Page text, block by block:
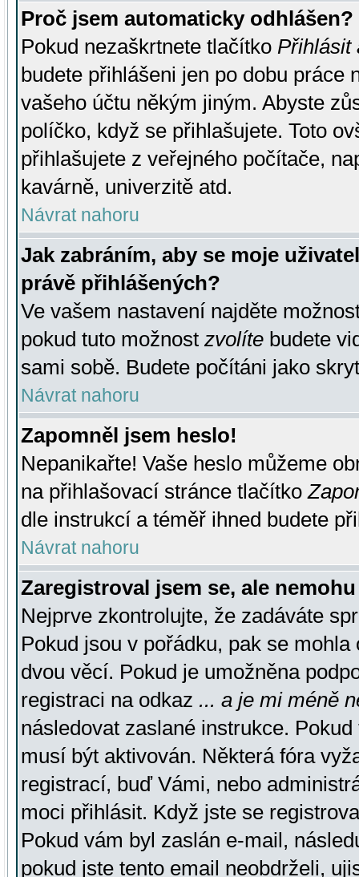
Proč jsem automaticky odhlášen?
Pokud nezaškrtnete tlačítko Přihlásit
budete přihlášeni jen po dobu práce
vašeho účtu někým jiným. Abyste
políčko, když se přihlašujete. Toto
přihlašujete z veřejného počítače,
kavárně, univerzitě atd.
Návrat nahoru
Jak zabráním, aby se moje
právě přihlášených?
Ve vašem nastavení najděte
pokud tuto možnost zvolíte budete
sami sobě. Budete počítáni jako
Návrat nahoru
Zapomněl jsem heslo!
Nepanikařte! Vaše heslo můžeme
na přihlašovací stránce tlačítko
dle instrukcí a téměř ihned budete
Návrat nahoru
Zaregistroval jsem se, ale
Nejprve zkontrolujte, že zadáváte
Pokud jsou v pořádku, pak se
dvou věcí. Pokud je umožněna
registraci na odkaz ... a je mi méně
následovat zaslané instrukce.
musí být aktivován. Některá fóra
registrací, buď Vámi, nebo
moci přihlásit. Když jste se
Pokud vám byl zaslán e-mail,
pokud jste tento email neobdrželi,